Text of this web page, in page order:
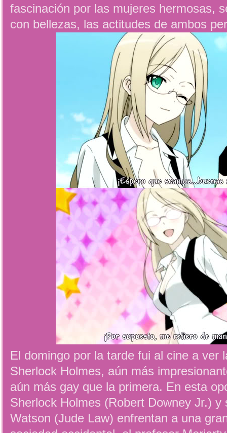
fascinación por las mujeres hermosas,
con bellezas, las actitudes de ambos
El domingo por la tarde fui al cine a ver
Sherlock Holmes, aún más
aún más gay que la primera. En esta
Sherlock Holmes (Robert Downey Jr.) y
Watson (Jude Law) enfrentan a una